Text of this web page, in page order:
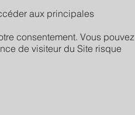
aux principales
consentement. Vous pouvez
de visiteur du Site risque